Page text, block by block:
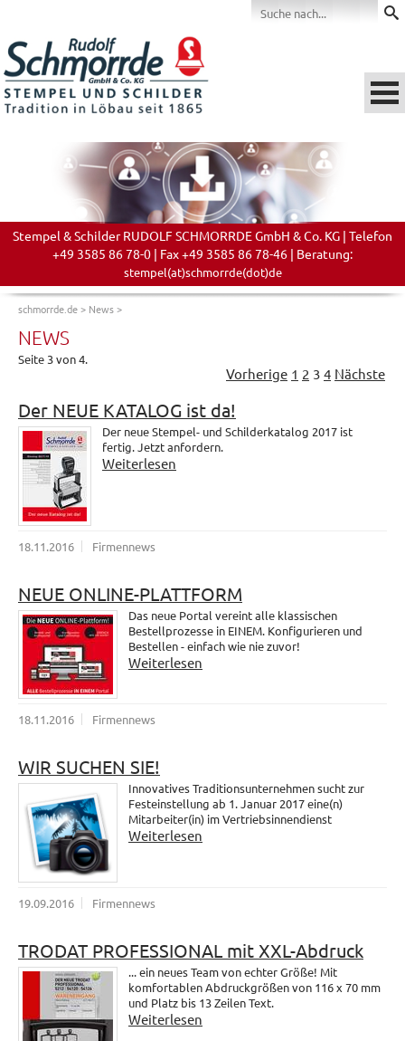
Stempel & Schilder RUDOLF SCHMORRDE GmbH & Co. KG | Telefon
+49 3585 86 78-0 | Fax +49 3585 86 78-46 | Beratung:
stempel(at)schmorrde(dot)de
schmorrde.de> News>
NEWS
Seite 3 von 4.
Vorherige 1 2 3 4 Nächste
Der NEUE KATALOG ist da!
Der neue Stempel- und Schilderkatalog 2017 ist
fertig. Jetzt anfordern.
Weiterlesen
18.11.2016 Firmennews
NEUE ONLINE-PLATTFORM
Das neue Portal vereint alle klassischen
Bestellprozesse in EINEM. Konfigurieren und
Bestellen - einfach wie nie zuvor!
Weiterlesen
18.11.2016 Firmennews
WIR SUCHEN SIE!
Innovatives Traditionsunternehmen sucht zur
Festeinstellung ab 1. Januar 2017 eine(n)
Mitarbeiter(in) im Vertriebsinnendienst
Weiterlesen
19.09.2016 Firmennews
TRODAT PROFESSIONAL mit XXL-Abdruck
... ein neues Team von echter Größe! Mit
komfortablen Abdruckgrößen von 116 x 70 mm
und Platz bis 13 Zeilen Text.
Weiterlesen